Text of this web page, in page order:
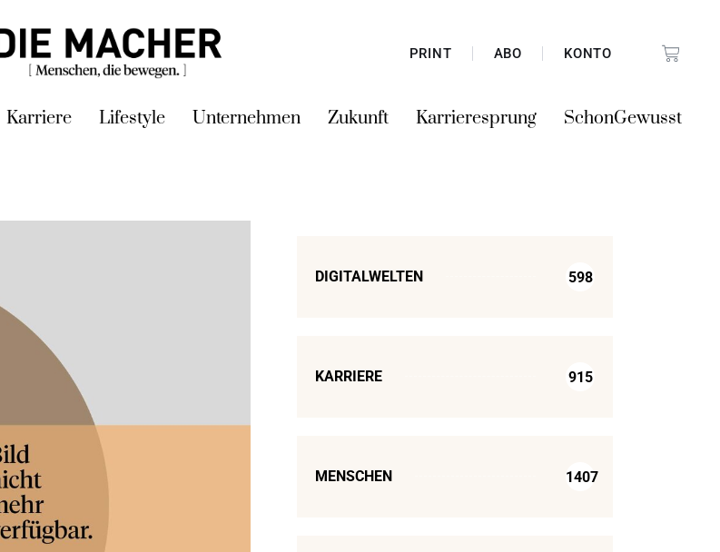
PRINT ABO KONTO
Karriere Lifestyle Unternehmen Zukunft Karrieresprung SchonGewusst
DIGITALWELTEN 598
KARRIERE 915
MENSCHEN 1407